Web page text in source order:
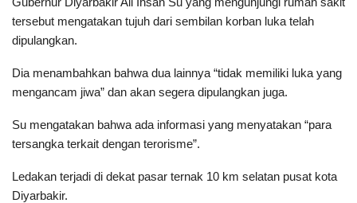
tersebut mengatakan tujuh dari sembilan korban luka telah
dipulangkan.
Dia menambahkan bahwa dua lainnya “tidak memiliki luka yang
mengancam jiwa” dan akan segera dipulangkan juga.
Su mengatakan bahwa ada informasi yang menyatakan “para
tersangka terkait dengan terorisme”.
Ledakan terjadi di dekat pasar ternak 10 km selatan pusat kota
Diyarbakir.